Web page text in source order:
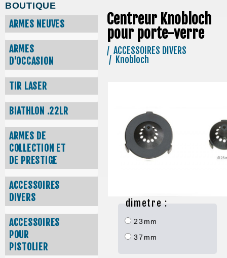
BOUTIQUE
ARMES NEUVES
ARMES
D'OCCASION
TIR LASER
BIATHLON .22LR
ARMES DE
COLLECTION ET
DE PRESTIGE
ACCESSOIRES
DIVERS
ACCESSOIRES
POUR
PISTOLIER
Centreur Knobloch
pour porte-verre
/ ACCESSOIRES DIVERS
/ Knobloch
dimetre :
23mm
37mm